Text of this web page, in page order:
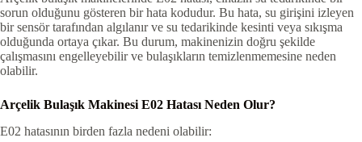
sorun olduğunu gösteren bir hata kodudur. Bu hata, su girişini izleyen
bir sensör tarafından algılanır ve su tedarikinde kesinti veya sıkışma
olduğunda ortaya çıkar. Bu durum, makinenizin doğru şekilde
çalışmasını engelleyebilir ve bulaşıkların temizlenmemesine neden
olabilir.
Arçelik Bulaşık Makinesi E02 Hatası Neden Olur?
E02 hatasının birden fazla nedeni olabilir: